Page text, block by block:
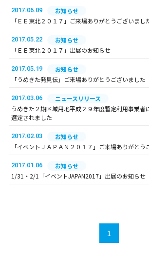
2017.06.09
お知らせ
「ＥＥ東北２０１７」ご来場ありがとうございまし
2017.05.22
お知らせ
「ＥＥ東北２０１７」出展のお知らせ
2017.05.19
お知らせ
「うめきた発見伝」ご来場ありがとうございました
2017.03.06
ニュースリリース
うめきた２期区域用地平成２９年度暫定利用事業者
選定されました
2017.02.03
お知らせ
「イベントＪＡＰＡＮ２０１７」ご来場ありがとう
2017.01.06
お知らせ
1/31・2/1「イベントJAPAN2017」出展のお知らせ
1